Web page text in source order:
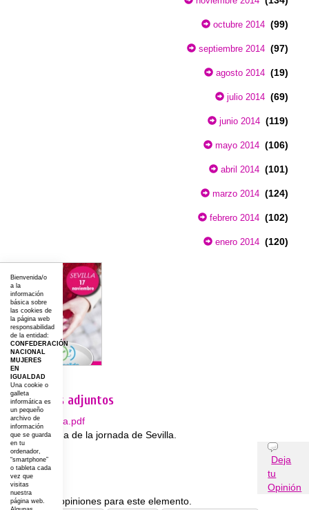
octubre 2014 (99)
septiembre 2014 (97)
agosto 2014 (19)
julio 2014 (69)
junio 2014 (119)
mayo 2014 (106)
abril 2014 (101)
marzo 2014 (124)
febrero 2014 (102)
enero 2014 (120)
Documentos adjuntos
programa.pdf
Programa de la jornada de Sevilla.
Opiniones
Deja
tu
Opinión
No existen opiniones para este elemento.
Bienvenida/o
a la
información
básica sobre
las cookies de
la página web
responsabilidad
de la entidad:
CONFEDERACIÓN
NACIONAL
MUJERES
EN
IGUALDAD
Una cookie o
galleta
informática es
un pequeño
archivo de
información
que se guarda
en tu
ordenador,
“smartphone”
o tableta cada
vez que
visitas
nuestra
página web.